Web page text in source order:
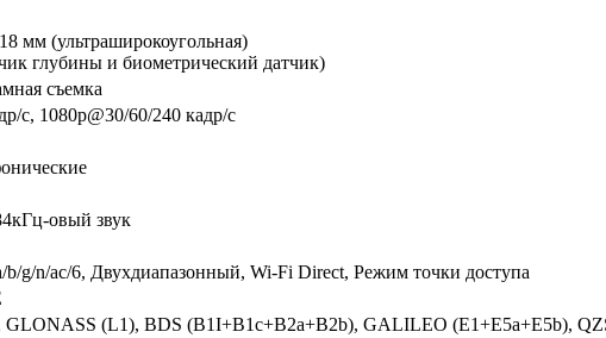
мм (ультра­широкоугольная)
глубины и биометрический датчик)
съемка
с, 1080p@30/60/240 кадр/с
овый звук
b/g/n/ac/6, Двухдиапазонный, Wi-Fi Direct, Режим точки доступа
GLONASS (L1), BDS (B1I+B1c+B2a+B2b), GALILEO (E1+E5a+E5b),